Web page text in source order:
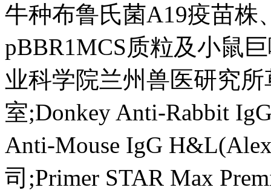
牛种布鲁氏菌A19疫苗株
pBBR1MCS质粒及小鼠
业科学院兰州兽医研究
室;Donkey Anti-Rabbit
Anti-Mouse IgG
司;Primer STAR Max